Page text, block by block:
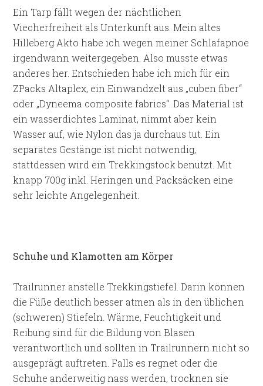
Ein Tarp fällt wegen der nächtlichen
Viecherfreiheit als Unterkunft aus. Mein altes
Hilleberg Akto habe ich wegen meiner Schlafapnoe
irgendwann weitergegeben. Also musste etwas
anderes her. Entschieden habe ich mich für ein
ZPacks Altaplex, ein Einwandzelt aus „cuben fiber“
oder „Dyneema composite fabrics“. Das Material ist
ein wasserdichtes Laminat, nimmt aber kein
Wasser auf, wie Nylon das ja durchaus tut. Ein
separates Gestänge ist nicht notwendig,
stattdessen wird ein Trekkingstock benutzt. Mit
knapp 700g inkl. Heringen und Packsäcken eine
sehr leichte Angelegenheit.
Schuhe und Klamotten am Körper
Trailrunner anstelle Trekkingstiefel. Darin können
die Füße deutlich besser atmen als in den üblichen
(schweren) Stiefeln. Wärme, Feuchtigkeit und
Reibung sind für die Bildung von Blasen
verantwortlich und sollten in Trailrunnern nicht so
ausgeprägt auftreten. Falls es regnet oder die
Schuhe anderweitig nass werden, trocknen sie